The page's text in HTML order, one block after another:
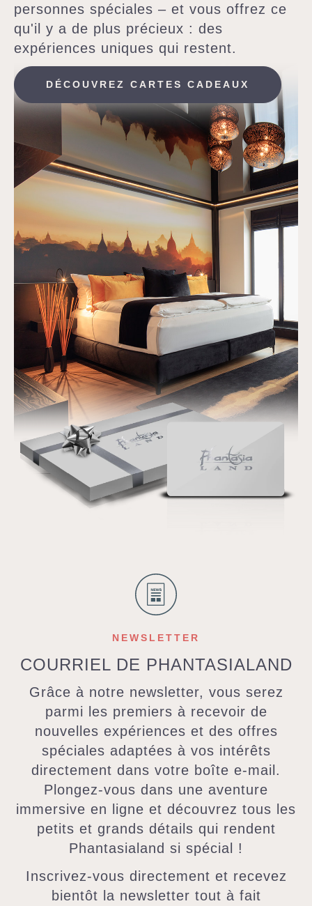
personnes spéciales – et vous offrez ce
qu'il y a de plus précieux : des
expériences uniques qui restent.
DÉCOUVREZ CARTES CADEAUX
NEWSLETTER
COURRIEL DE PHANTASIALAND
Grâce à notre newsletter, vous serez
parmi les premiers à recevoir de
nouvelles expériences et des offres
spéciales adaptées à vos intérêts
directement dans votre boîte e-mail.
Plongez-vous dans une aventure
immersive en ligne et découvrez tous les
petits et grands détails qui rendent
Phantasialand si spécial !
Inscrivez-vous directement et recevez
bientôt la newsletter tout à fait